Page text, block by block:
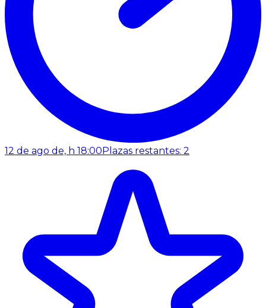
12 de ago de, h 18:00Plazas restantes: 2